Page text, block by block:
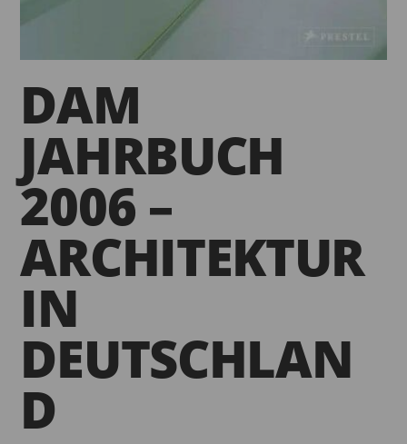
DAM
JAHRBUCH
2006 –
ARCHITEKTUR
IN
DEUTSCHLAN
D